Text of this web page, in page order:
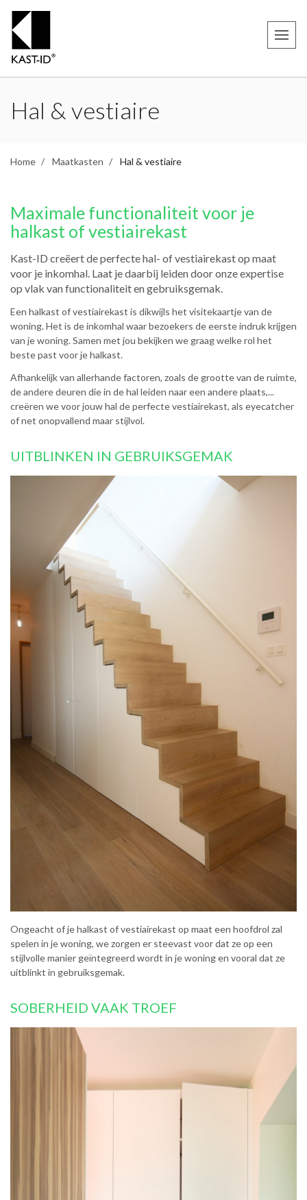
Hal & vestiaire
Home Maatkasten Hal & vestiaire
Maximale functionaliteit voor je
halkast of vestiairekast
Kast-ID creëert de perfecte hal- of vestiairekast op maat
voor je inkomhal. Laat je daarbij leiden door onze expertise
op vlak van functionaliteit en gebruiksgemak.
Een halkast of vestiairekast is dikwijls het visitekaartje van de
woning. Het is de inkomhal waar bezoekers de eerste indruk krijgen
van je woning. Samen met jou bekijken we graag welke rol het
beste past voor je halkast.
Afhankelijk van allerhande factoren, zoals de grootte van de ruimte,
de andere deuren die in de hal leiden naar een andere plaats,...
creëren we voor jouw hal de perfecte vestiairekast, als eyecatcher
of net onopvallend maar stijlvol.
UITBLINKEN IN GEBRUIKSGEMAK
Ongeacht of je halkast of vestiairekast op maat een hoofdrol zal
spelen in je woning, we zorgen er steevast voor dat ze op een
stijlvolle manier geïntegreerd wordt in je woning en vooral dat ze
uitblinkt in gebruiksgemak.
SOBERHEID VAAK TROEF